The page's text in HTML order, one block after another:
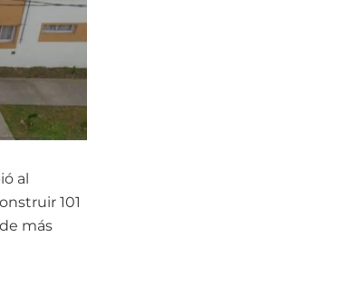
al
101
más